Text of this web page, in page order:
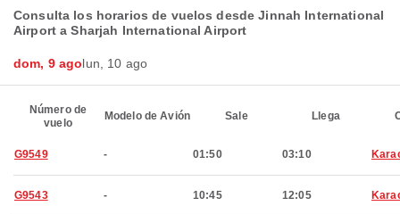
Consulta los horarios de vuelos desde Jinnah International
Airport a Sharjah International Airport
dom, 9 agolun, 10 ago
Número de
vuelo
Modelo de Avión Sale Llega
G9549 - 01:50 03:10
G9543 - 10:45 12:05